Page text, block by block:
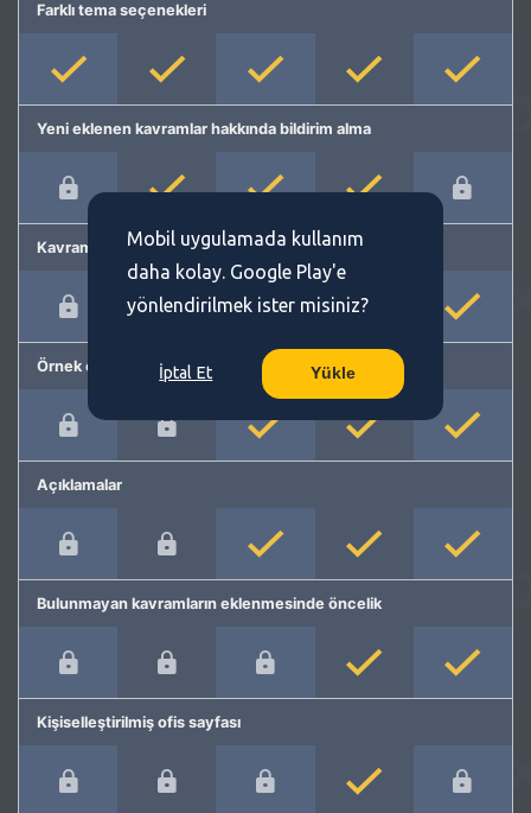
Farklı tema seçenekleri
Yeni eklenen kavramlar hakkında bildirim alma
Kavram önerme
Örnek cümleler
Açıklamalar
Bulunmayan kavramların eklenmesinde öncelik
Kişiselleştirilmiş ofis sayfası
Mobil uygulamada kullanım
daha kolay. Google Play'e
yönlendirilmek ister misiniz?
İptal Et Yükle